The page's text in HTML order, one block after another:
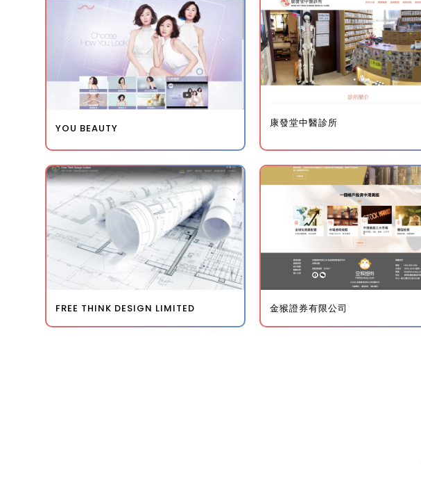
YOU BEAUTY 康發堂中醫診所
FREE THINK DESIGN LIMITED 金猴證券有限公司